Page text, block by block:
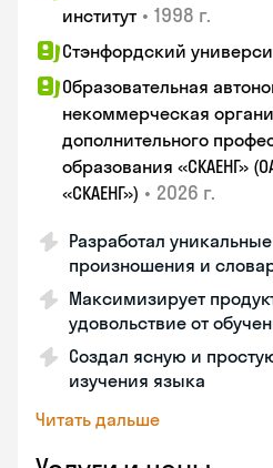
институт • 1998 г.
Стэнфордский
Образовательная
некоммерческая
дополнительного
образования «СКАЕНГ»
«СКАЕНГ») • 2026 г.
Разработал
произношения и
Максимизирует
удовольствие от
Создал ясную и
изучения языка
Читать дальше